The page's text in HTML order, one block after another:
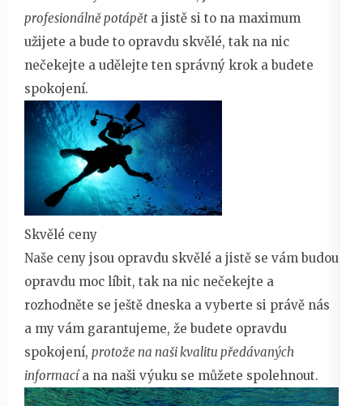
profesionálně potápět a jistě si to na maximum
užijete a bude to opravdu skvělé, tak na nic
nečekejte a udělejte ten správný krok a budete
spokojení.
Skvělé ceny
Naše ceny jsou opravdu skvělé a jistě se vám budou
opravdu moc líbit, tak na nic nečekejte a
rozhodněte se ještě dneska a vyberte si právě nás
a my vám garantujeme, že budete opravdu
spokojení, protože na naši kvalitu předávaných
informacía na naši výuku se můžete spolehnout.